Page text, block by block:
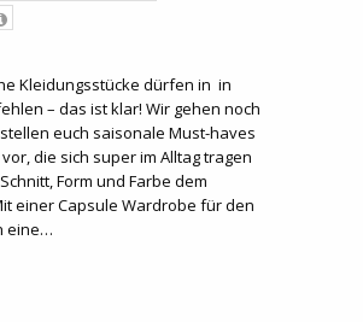
Kleidungsstücke dürfen in in
– das ist klar! Wir gehen noch
euch saisonale Must-haves
die sich super im Alltag tragen
Form und Farbe dem
einer Capsule Wardrobe für den
eine…